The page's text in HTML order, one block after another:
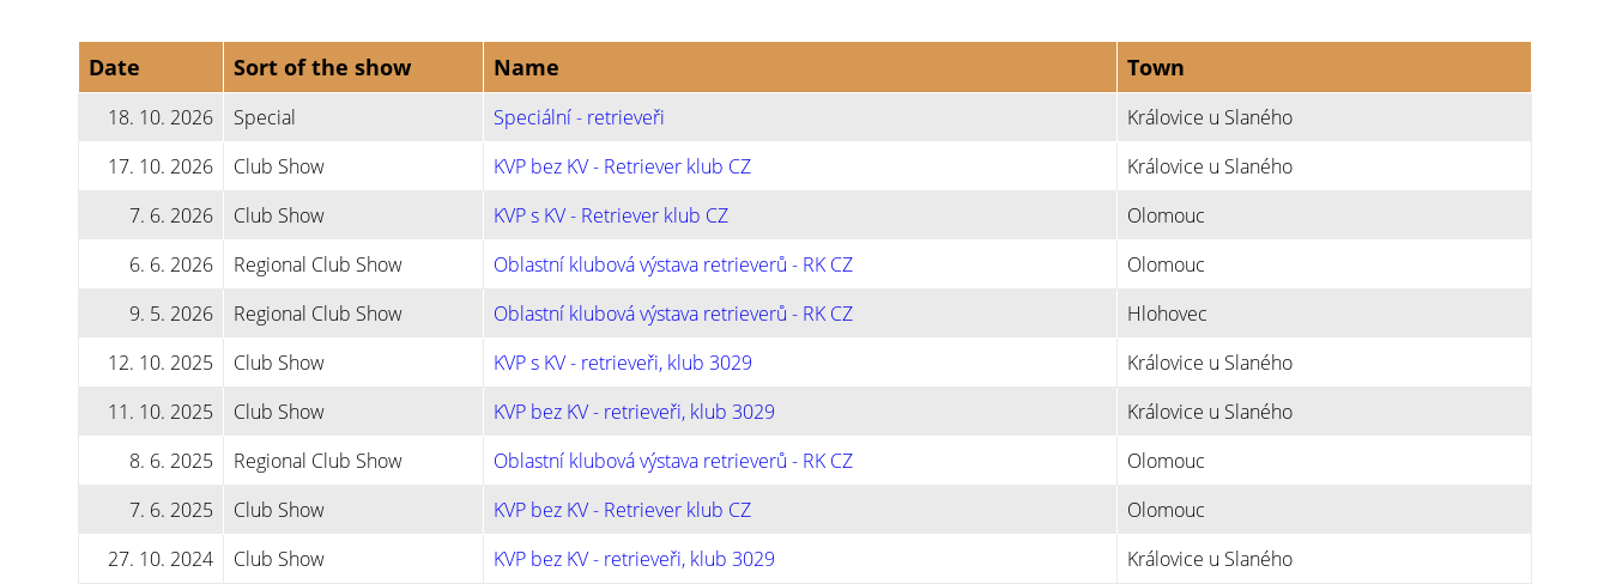
Date Sort of the show Name Town
18. 10. 2026 Special Speciální - retrieveři
Královice u Slaného
17. 10. 2026
Club Show KVP bez KV - Retriever klub CZ
Královice u Slaného
7. 6. 2026
Club Show KVP s KV - Retriever klub CZ
Olomouc
6. 6. 2026
Regional Club Show Oblastní klubová výstava retrieverů - RK CZ
Olomouc
9. 5. 2026
Regional Club Show Oblastní klubová výstava retrieverů - RK CZ
Hlohovec
12. 10. 2025
Club Show KVP s KV - retrieveři, klub 3029
Královice u Slaného
11. 10. 2025
Club Show KVP bez KV - retrieveři, klub 3029
Královice u Slaného
8. 6. 2025
Regional Club Show Oblastní klubová výstava retrieverů - RK CZ
Olomouc
7. 6. 2025
Club Show KVP bez KV - Retriever klub CZ
Olomouc
27. 10. 2024
Club Show KVP bez KV - retrieveři, klub 3029
Královice u Slaného